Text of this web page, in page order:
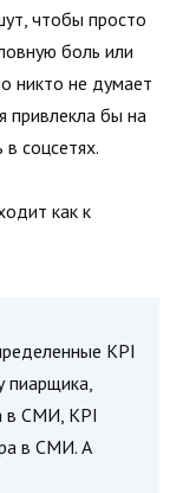
чтобы просто
боль или
никто не думает
привлекла бы на
соцсетях.
как к
KPI
в СМИ, KPI
в СМИ. А